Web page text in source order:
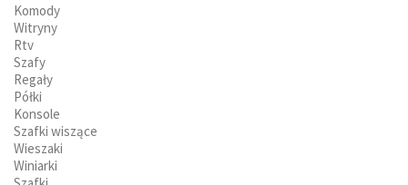
Komody
Witryny
Rtv
Szafy
Regały
Półki
Konsole
Szafki wiszące
Wieszaki
Winiarki